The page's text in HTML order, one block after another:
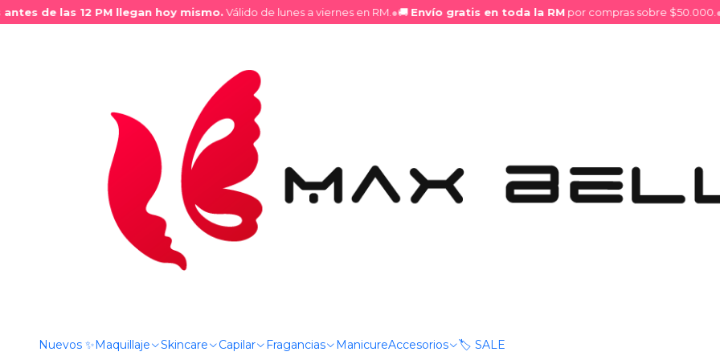
de las 12 PM llegan hoy mismo.Válido de lunes a viernes en RM. ●🚚 Envío gratis en toda la RM por compras sobre $50.000.●✨
Nuevos ✨Maquillaje Skincare Capilar Fragancias ManicureAccesorios 🏷️ SALE
Fields Aqua
DESCRIPCIÓN